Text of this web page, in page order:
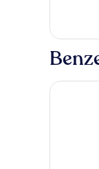
daha
detay
Hyatt